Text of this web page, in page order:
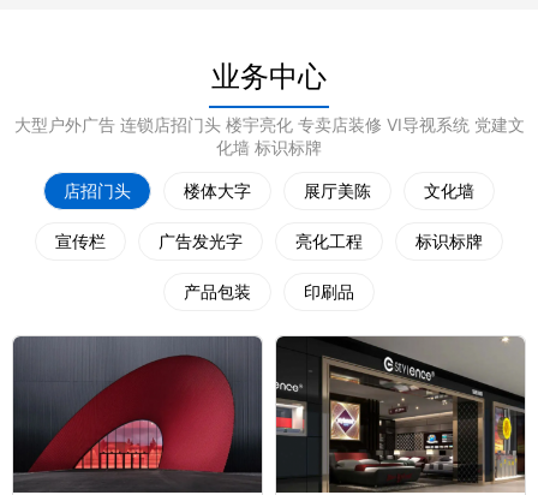
业务中心
大型户外广告 连锁店招门头 楼宇亮化 专卖店装修 VI导视系统 党建文
化墙 标识标牌
店招门头 楼体大字 展厅美陈 文化墙
宣传栏 广告发光字 亮化工程 标识标牌
产品包装 印刷品